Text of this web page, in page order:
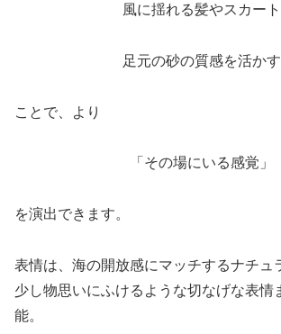
風に揺れる髪やスカート
足元の砂の質感を活かす
ことで、より
「その場にいる感覚」
を演出できます。
表情は、海の開放感にマッチするナチュ
少し物思いにふけるような切なげな表情
能。